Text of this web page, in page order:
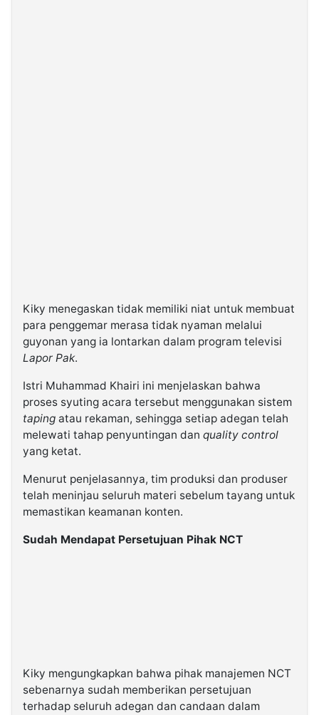
Kiky menegaskan tidak memiliki niat untuk membuat
para penggemar merasa tidak nyaman melalui
guyonan yang ia lontarkan dalam program televisi
Lapor Pak.
Istri Muhammad Khairi ini menjelaskan bahwa
proses syuting acara tersebut menggunakan sistem
taping atau rekaman, sehingga setiap adegan telah
melewati tahap penyuntingan dan quality control
yang ketat.
Menurut penjelasannya, tim produksi dan produser
telah meninjau seluruh materi sebelum tayang untuk
memastikan keamanan konten.
Sudah Mendapat Persetujuan Pihak NCT
Kiky mengungkapkan bahwa pihak manajemen NCT
sebenarnya sudah memberikan persetujuan
terhadap seluruh adegan dan candaan dalam